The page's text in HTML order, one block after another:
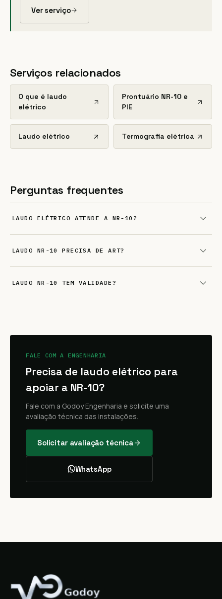
Ver serviço
Serviços relacionados
O que é laudo
elétrico
Prontuário NR-10 e
PIE
Laudo elétrico Termografia elétrica
Perguntas frequentes
LAUDO ELÉTRICO ATENDE A NR-10?
LAUDO NR-10 PRECISA DE ART?
LAUDO NR-10 TEM VALIDADE?
FALE COM A ENGENHARIA
Precisa de laudo elétrico para
apoiar a NR-10?
Fale com a Godoy Engenharia e solicite uma
avaliação técnica das instalações.
Solicitar avaliação técnica
WhatsApp